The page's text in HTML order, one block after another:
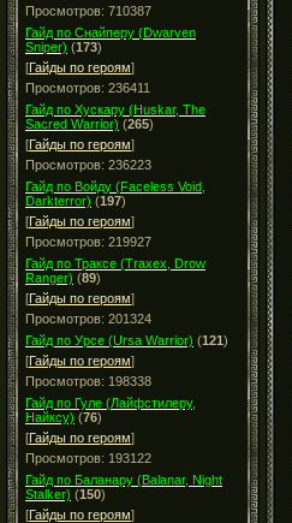
Просмотров: 710387
Гайд по Снайперу (Dwarven
Sniper) (173)
[Гайды по героям]
Просмотров: 236411
Гайд по Хускару (Huskar, The
Sacred Warrior) (265)
[Гайды по героям]
Просмотров: 236223
Гайд по Войду (Faceless Void,
Darkterror) (197)
[Гайды по героям]
Просмотров: 219927
Гайд по Траксе (Traxex, Drow
Ranger) (89)
[Гайды по героям]
Просмотров: 201324
Гайд по Урсе (Ursa Warrior) (121)
[Гайды по героям]
Просмотров: 198338
Гайд по Гуле (Лайфстилеру,
Найксу) (76)
[Гайды по героям]
Просмотров: 193122
Гайд по Баланару (Balanar, Night
Stalker) (150)
[Гайды по героям]